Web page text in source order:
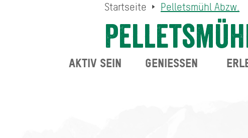
Startseite Pelletsmühl Abzw.
AKTIV SEIN GENIESSEN